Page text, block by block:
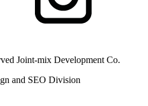
Joint-mix Development Co.
and SEO Division